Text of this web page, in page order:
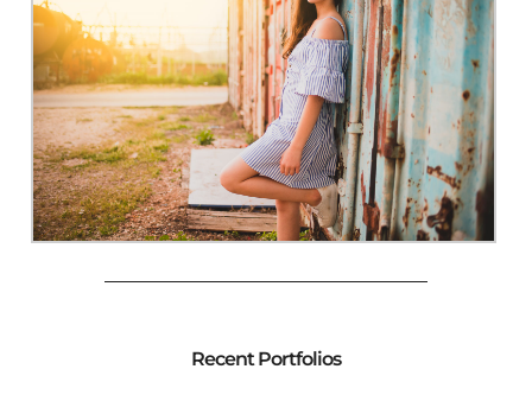
Recent Portfolios